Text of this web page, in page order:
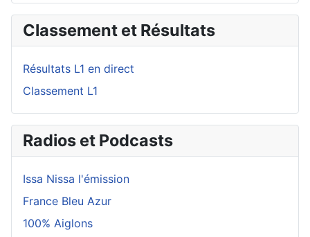
Classement et Résultats
Résultats L1 en direct
Classement L1
Radios et Podcasts
Issa Nissa l'émission
France Bleu Azur
100% Aiglons